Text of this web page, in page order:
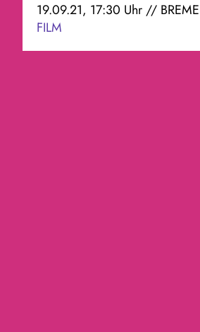
19.09.21, 17:30 Uhr //
FILM